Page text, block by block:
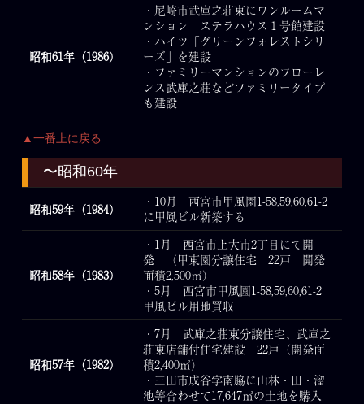
昭和61年（1986）
・尼崎市武庫之荘東にワンルームマ
ンション ステラハウス１号館建設
・ハイツ「グリーンフォレストシリ
ーズ」を建設
・ファミリーマンションのフローレ
ンス武庫之荘などファミリータイプ
も建設
▲一番上に戻る
〜昭和60年
昭和59年（1984）
・10月 西宮市甲風園1-58,59,60,61-2
に甲風ビル新築する
昭和58年（1983）
・1月 西宮市上大市2丁目にて開
発 （甲東園分譲住宅 22戸 開発
面積2,500㎡）
・5月 西宮市甲風園1-58,59,60,61-2
甲風ビル用地買収
昭和57年（1982）
・7月 武庫之荘東分譲住宅、武庫之
荘東店舗付住宅建設 22戸（開発面
積2,400㎡）
・三田市成谷字南脇に山林・田・溜
池等合わせて17,647㎡の土地を購入